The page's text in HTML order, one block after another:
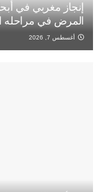
إنجاز مغربي في
المرض في مراحله
أغسطس 7, 2026